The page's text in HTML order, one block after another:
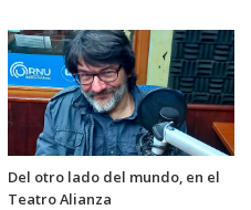
Del otro lado del mundo, en el
Teatro Alianza